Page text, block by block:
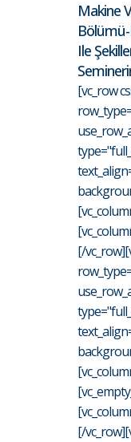
Makine
Ile
[vc_row
[/
[/